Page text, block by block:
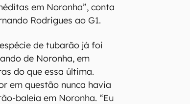
em Noronha”, conta
Rodrigues ao G1.
de tubarão já foi
de Noronha, em
do que essa última.
em questão nunca havia
baleia em Noronha. “Eu